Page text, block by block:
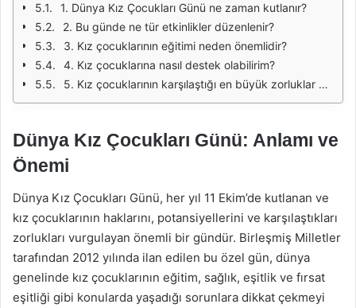
1. Dünya Kız Çocukları Günü ne zaman kutlanır?
2. Bu günde ne tür etkinlikler düzenlenir?
3. Kız çocuklarının eğitimi neden önemlidir?
4. Kız çocuklarına nasıl destek olabilirim?
5. Kız çocuklarının karşılaştığı en büyük zorluklar nelerdir?
Dünya Kız Çocukları Günü: Anlamı ve
Önemi
Dünya Kız Çocukları Günü, her yıl 11 Ekim’de kutlanan ve
kız çocuklarının haklarını, potansiyellerini ve karşılaştıkları
zorlukları vurgulayan önemli bir gündür. Birleşmiş Milletler
tarafından 2012 yılında ilan edilen bu özel gün, dünya
genelinde kız çocuklarının eğitim, sağlık, eşitlik ve fırsat
eşitliği gibi konularda yaşadığı sorunlara dikkat çekmeyi